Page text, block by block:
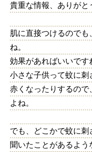
貴重な情報、ありがと
肌に直接つけるのでも
ね。
効果があればいいです
小さな子供って蚊に刺
赤くなったりするので
よね。
でも、どこかで蚊に
聞いたことがあるよう